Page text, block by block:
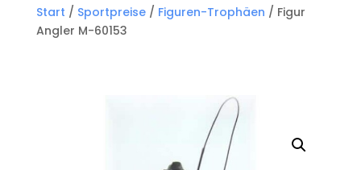
Start / Sportpreise/ Figuren-Trophäen / Figur
Angler M-60153